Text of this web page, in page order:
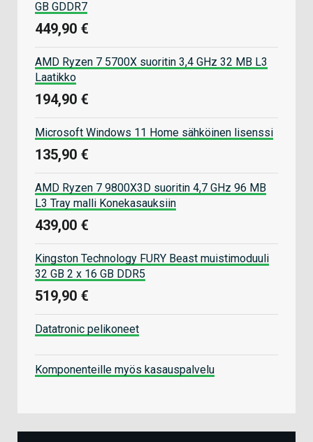
GB GDDR7
449,90 €
AMD Ryzen 7 5700X suoritin 3,4 GHz 32 MB L3
Laatikko
194,90 €
Microsoft Windows 11 Home sähköinen lisenssi
135,90 €
AMD Ryzen 7 9800X3D suoritin 4,7 GHz 96 MB
L3 Tray malli Konekasauksiin
439,00 €
Kingston Technology FURY Beast muistimoduuli
32 GB 2 x 16 GB DDR5
519,90 €
Datatronic pelikoneet
Komponenteille myös kasauspalvelu